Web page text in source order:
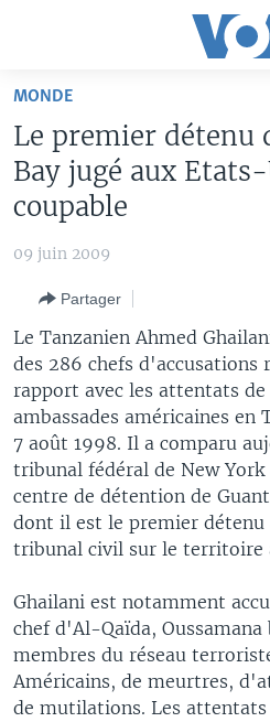
Retour
navigation
principale
Retour
recherche
AFRIQUE
ÉTATS-UNIS
LE MONDE AUJOURD'HUI
FOCUS SAHEL
REPORTAGES
VOUS + NOUS
CARNET DE SANTÉ
LE MONDE AU FÉMININ
L'AMÉRIQUE ET VOUS
DIALOGUE DES RELIGIONS
RM SHOW
LINGALA
SANGO
Apprenez L'anglais
SUIVEZ-NOUS
Langues
MONDE
Le premier détenu
Bay jugé aux
coupable
09 juin 2009
Partager
Le Tanzanien Ahmed
des 286 chefs d'accusations
rapport avec les attentats
ambassades américaines en
7 août 1998. Il a comparu
tribunal fédéral de New
centre de détention de
dont il est le premier
tribunal civil sur le territoire
Ghailani est notamment
chef d'Al-Qaïda,
membres du réseau
Américains, de meurtres,
de mutilations. Les attentats